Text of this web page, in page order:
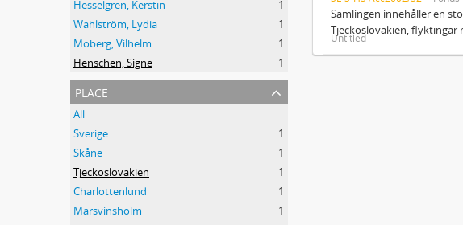
Hesselgren, Kerstin
1
Wahlström, Lydia
1
Moberg, Vilhelm
1
Henschen, Signe
1
place
All
Sverige
1
Skåne
1
Tjeckoslovakien
1
Charlottenlund
1
Marsvinsholm
1
Samlingen innehåller en
Tjeckoslovakien, flyktingar
Untitled